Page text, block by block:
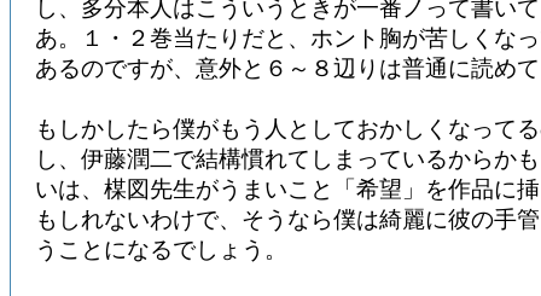
し、多分本人はこういうときが一番ノって書い
あ。１・２巻当たりだと、ホント胸が苦しくな
あるのですが、意外と６～８辺りは普通に読め
もしかしたら僕がもう人としておかしくなって
し、伊藤潤二で結構慣れてしまっているからか
いは、楳図先生がうまいこと「希望」を作品に
もしれないわけで、そうなら僕は綺麗に彼の手
うことになるでしょう。